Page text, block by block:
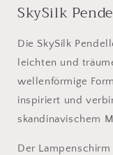
SkySilk
Die SkySilk
leichten und
wellenförmige
inspiriert und
skandinavischem
Der